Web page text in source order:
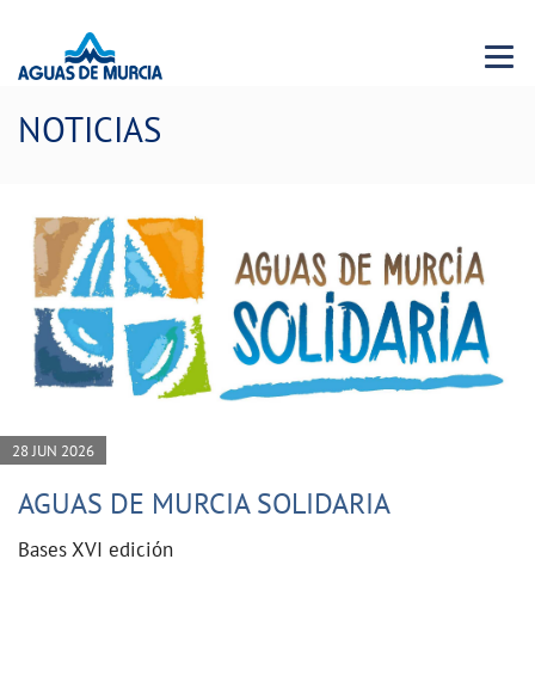
Menu
NOTICIAS
28 JUN 2026
AGUAS DE MURCIA SOLIDARIA
Bases XVI edición